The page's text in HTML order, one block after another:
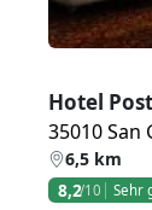
Hotel
35010 San
6,5 km
8,2/10 Sehr